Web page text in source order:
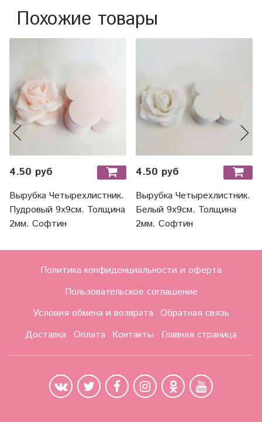
Похожие товары
4.50 руб
Вырубка Четырехлистник.
Пудровый 9х9см. Толщина
2мм. Софтин
4.50 руб
Вырубка Четырехлистник.
Белый 9х9см. Толщина
2мм. Софтин
Политика конфиденциальности и оферта
Пользовательское соглашение
Условия обмена и возврата Обратная связь
Доставка
Оплата Контакты Главная страница